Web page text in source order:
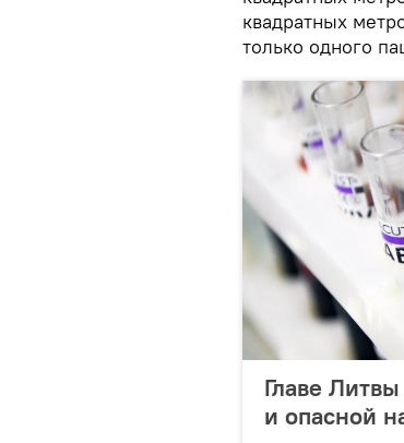
квадратных
только одного
Главе
и опасной